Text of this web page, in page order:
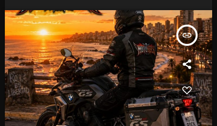
insert_link